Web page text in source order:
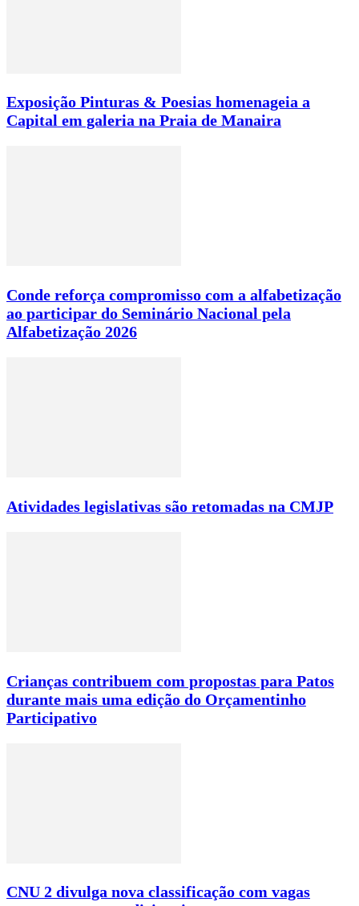
Exposição Pinturas & Poesias homenageia a
Capital em galeria na Praia de Manaira
Conde reforça compromisso com a alfabetização
ao participar do Seminário Nacional pela
Alfabetização 2026
Atividades legislativas são retomadas na CMJP
Crianças contribuem com propostas para Patos
durante mais uma edição do Orçamentinho
Participativo
CNU 2 divulga nova classificação com vagas